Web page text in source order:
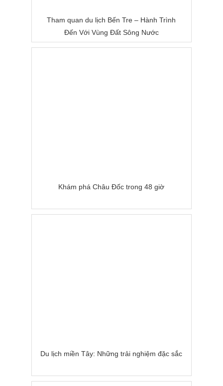
Tham quan du lịch Bến Tre – Hành Trình
Đến Với Vùng Đất Sông Nước
Khám phá Châu Đốc trong 48 giờ
Du lịch miền Tây: Những trải nghiệm đặc sắc